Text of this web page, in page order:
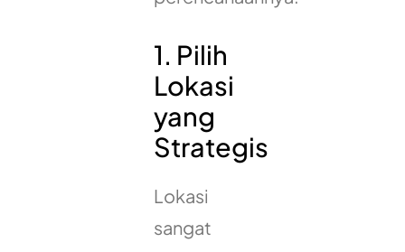
1. Pilih
Lokasi
yang
Strategis
Lokasi
sangat